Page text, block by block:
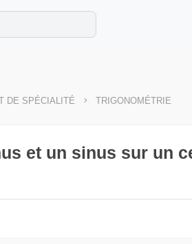
maths cet été !
avec des exercices corrigés en
DE SPÉCIALITÉ > TRIGONOMÉTRIE
et un sinus sur un